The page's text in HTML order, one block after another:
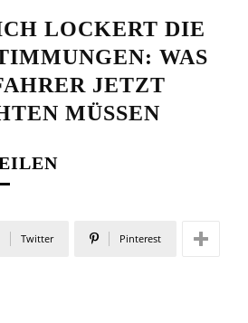
LOCKERT DIE
WAS
JETZT
MÜSSEN
Twitter Pinterest